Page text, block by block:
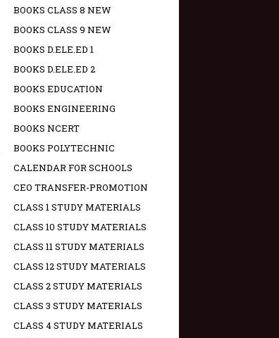
BOOKS CLASS 8 NEW
BOOKS CLASS 9 NEW
BOOKS D.ELE.ED 1
BOOKS D.ELE.ED 2
BOOKS EDUCATION
BOOKS ENGINEERING
BOOKS NCERT
BOOKS POLYTECHNIC
CALENDAR FOR SCHOOLS
CEO TRANSFER-PROMOTION
CLASS 1 STUDY MATERIALS
CLASS 10 STUDY MATERIALS
CLASS 11 STUDY MATERIALS
CLASS 12 STUDY MATERIALS
CLASS 2 STUDY MATERIALS
CLASS 3 STUDY MATERIALS
CLASS 4 STUDY MATERIALS